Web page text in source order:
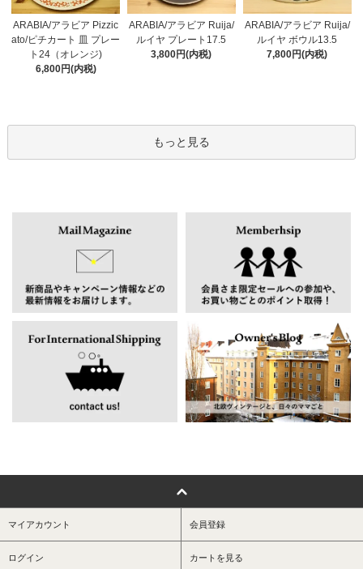
ARABIA/アラビア Pizzic
ato/ピチカート 皿 プレー
ト24（オレンジ)
6,800円(内税)
ARABIA/アラビア Ruija/
ルイヤ プレート17.5
3,800円(内税)
ARABIA/アラビア Ruija/
ルイヤ ボウル13.5
7,800円(内税)
もっと見る
マイアカウント 会員登録
ログイン カートを見る